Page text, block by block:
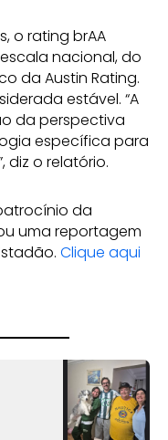
o rating brAA
nacional, do
da Austin Rating.
estável. “A
da perspectiva
específica para
diz o relatório.
da
uma reportagem
Clique aqui